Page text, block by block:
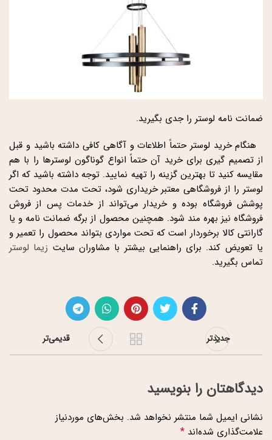
ضمانت نامه لوستر را جدی بگیرید.
هنگام خرید لوستر حتماً اطلاعات و آگاهی کافی داشته باشید و قبل
از تصمیم گیری برای خرید آن حتماً انواع گوناگون لوسترها را با هم
مقایسه کنید تا بهترین گزینه را تهیه نمایید. توجه داشته باشید که اگر
لوستر را از فروشگاهی معتبر خریداری شود، تحت مدت محدود تحت
پوشش فروشگاه بوده و خریدار می‌تواند از خدمات پس از فروش
فروشگاه نیز بهره مند شود. همچنین محصول از برگه ضمانت نامه و یا
گارانتی کالا برخوردار است که تحت مواردی بتواند محصول را تعمیر و
یا تعویض کند. برای راهنمایی بیشتر با مشاوران سایت زیما لوستر
تماس بگیرید.
جدیدتر قدیمی‌تر
دیدگاهتان را بنویسید
نشانی ایمیل شما منتشر نخواهد شد. بخش‌های موردنیاز
علامت‌گذاری شده‌اند *